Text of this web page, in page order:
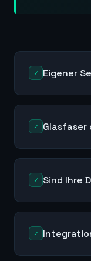
✓ Eigener
✓ Glasfaser
✓ Sind Ihre
✓